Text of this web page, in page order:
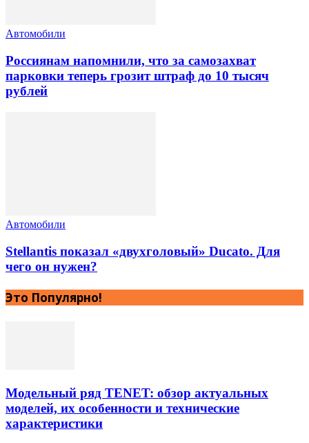
Автомобили
Россиянам напомнили, что за самозахват
парковки теперь грозит штраф до 10 тысяч
рублей
Автомобили
Stellantis показал «двухголовый» Ducato. Для
чего он нужен?
Это Популярно!
Модельный ряд TENET: обзор актуальных
моделей, их особенности и технические
характеристики